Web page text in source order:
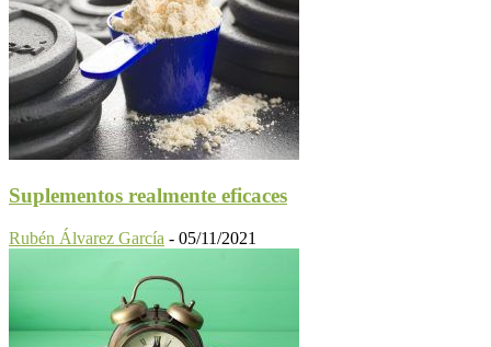
Suplementos realmente eficaces
Rubén Álvarez García - 05/11/2021